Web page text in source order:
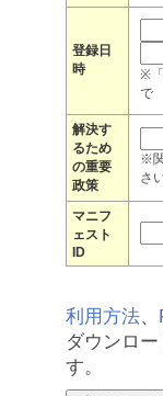
登録日
時
※
で
解決す
るため
の重要
政策
※
さ
マニフ
ェスト
ID
利用方法、
ダウンロ
す。